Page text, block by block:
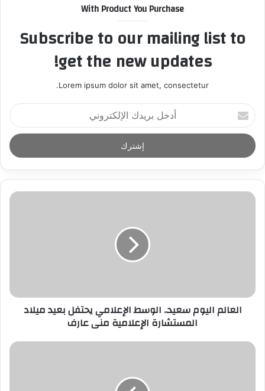
With Product You Purchase
Subscribe to our mailing list to
get the new updates!
Lorem ipsum dolor sit amet, consectetur.
أ
د
خ
ل
ر
د
ر
العالم اليوم سعيد.. الوسط الإعلامي يحتفل بعيد ميلاد
المستشارة الإعلامية منى عارف